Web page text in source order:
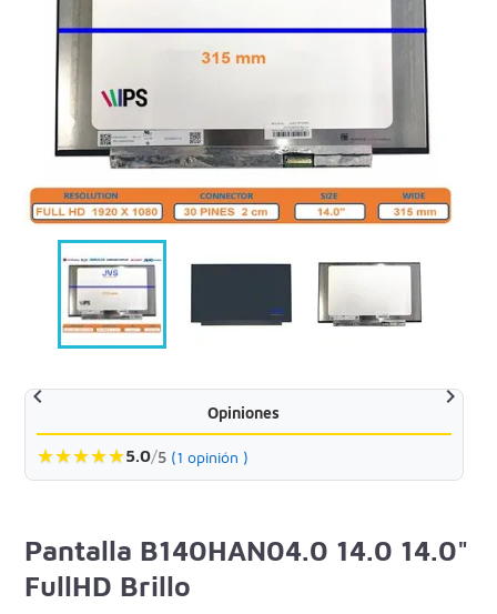
 
Opiniones
★★★★★5.0/5 (1 opinión )
Pantalla B140HAN04.0 14.0 14.0"
FullHD Brillo